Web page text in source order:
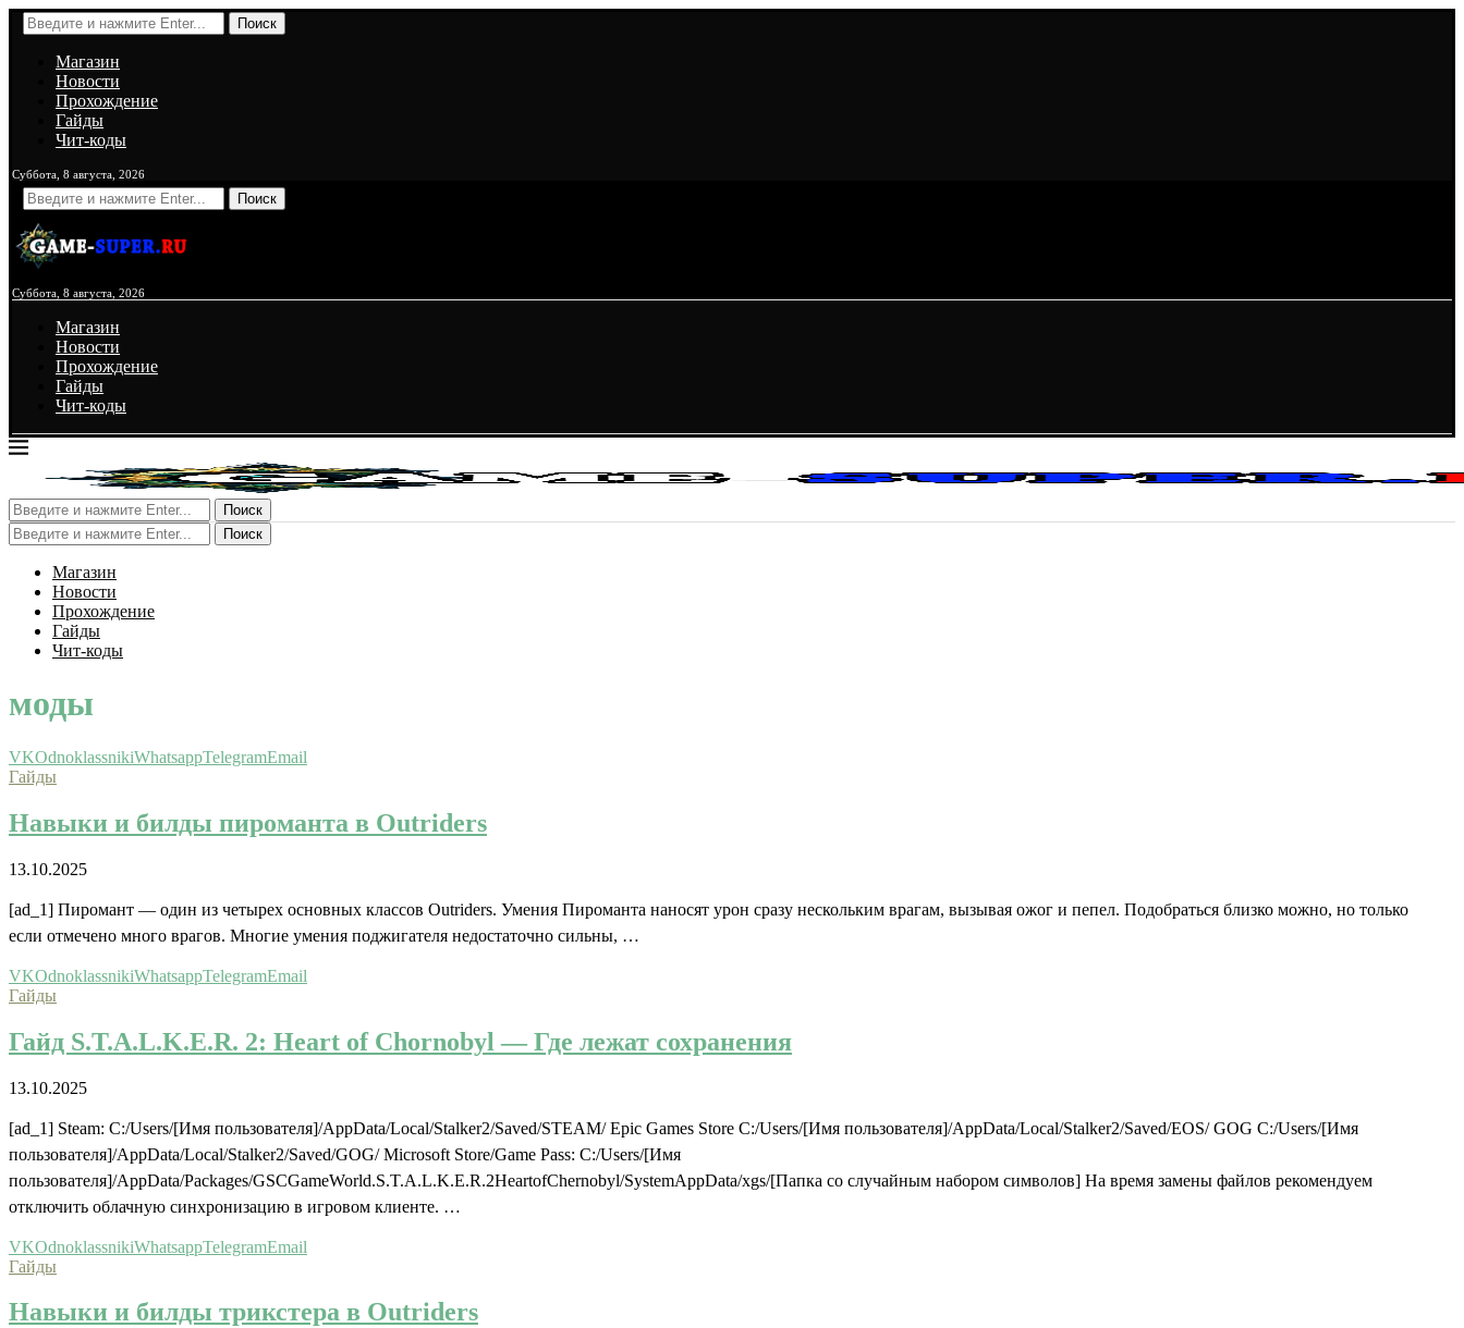
Поиск
Магазин
Новости
Прохождение
Гайды
Чит-коды
Суббота, 8 августа, 2026
Поиск
Суббота, 8 августа, 2026
Магазин
Новости
Прохождение
Гайды
Чит-коды
Поиск
Поиск
Магазин
Новости
Прохождение
Гайды
Чит-коды
моды
VKOdnoklassnikiWhatsappTelegramEmail
Гайды
Навыки и билды пироманта в Outriders
13.10.2025
[ad_1] Пиромант — один из четырех основных классов Outriders. Умения Пироманта наносят урон сразу нескольким врагам, вызывая ожог и пепел. Подобраться близко можно, но только
если отмечено много врагов. Многие умения поджигателя недостаточно сильны, …
VKOdnoklassnikiWhatsappTelegramEmail
Гайды
Гайд S.T.A.L.K.E.R. 2: Heart of Chornobyl — Где лежат сохранения
13.10.2025
[ad_1] Steam: C:/Users/[Имя пользователя]/AppData/Local/Stalker2/Saved/STEAM/ Epic Games Store C:/Users/[Имя пользователя]/AppData/Local/Stalker2/Saved/EOS/ GOG C:/Users/[Имя
пользователя]/AppData/Local/Stalker2/Saved/GOG/ Microsoft Store/Game Pass: C:/Users/[Имя
пользователя]/AppData/Packages/GSCGameWorld.S.T.A.L.K.E.R.2HeartofChernobyl/SystemAppData/xgs/[Папка со случайным набором символов] На время замены файлов рекомендуем
отключить облачную синхронизацию в игровом клиенте. …
VKOdnoklassnikiWhatsappTelegramEmail
Гайды
Навыки и билды трикстера в Outriders